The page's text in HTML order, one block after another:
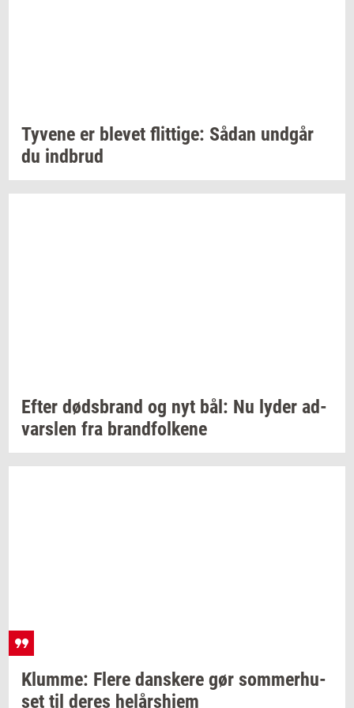
Ty­ve­ne er ble­vet flit­ti­ge: Sådan und­går
du ind­brud
Efter døds­brand og nyt bål: Nu lyder ad­
vars­len fra brand­fol­ke­ne
Klum­me: Flere dan­ske­re gør som­mer­hu­
set til deres helårs­hjem